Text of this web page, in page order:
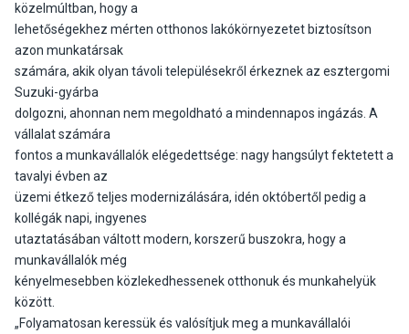
közelmúltban, hogy a
lehetőségekhez mérten otthonos lakókörnyezetet biztosítson
azon munkatársak
számára, akik olyan távoli településekről érkeznek az esztergomi
Suzuki-gyárba
dolgozni, ahonnan nem megoldható a mindennapos ingázás. A
vállalat számára
fontos a munkavállalók elégedettsége: nagy hangsúlyt fektetett a
tavalyi évben az
üzemi étkező teljes modernizálására, idén októbertől pedig a
kollégák napi, ingyenes
utaztatásában váltott modern, korszerű buszokra, hogy a
munkavállalók még
kényelmesebben közlekedhessenek otthonuk és munkahelyük
között.
„Folyamatosan keressük és valósítjuk meg a munkavállalói